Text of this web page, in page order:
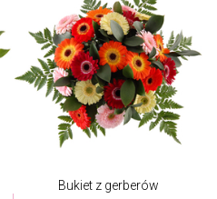
Bukiet z gerberów